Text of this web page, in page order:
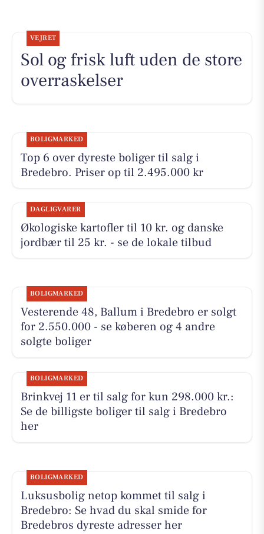
VEJRET
Sol og frisk luft uden de store
overraskelser
BOLIGMARKED
Top 6 over dyreste boliger til salg i
Bredebro. Priser op til 2.495.000 kr
DAGLIGVARER
Økologiske kartofler til 10 kr. og danske
jordbær til 25 kr. - se de lokale tilbud
BOLIGMARKED
Vesterende 48, Ballum i Bredebro er solgt
for 2.550.000 - se køberen og 4 andre
solgte boliger
BOLIGMARKED
Brinkvej 11 er til salg for kun 298.000 kr.:
Se de billigste boliger til salg i Bredebro
her
BOLIGMARKED
Luksusbolig netop kommet til salg i
Bredebro: Se hvad du skal smide for
Bredebros dyreste adresser her